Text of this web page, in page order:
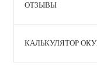
ОТЗЫВЫ
КАЛЬКУЛЯТОР